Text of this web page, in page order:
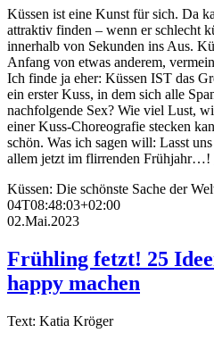
Küssen ist eine Kunst für sich. Da
attraktiv finden – wenn er schlecht
innerhalb von Sekunden ins Aus.
Anfang von etwas anderem,
Ich finde ja eher: Küssen IST das
ein erster Kuss, in dem sich alle
nachfolgende Sex? Wie viel Lust,
einer Kuss-Choreografie stecken
schön. Was ich sagen will: Lasst
allem jetzt im flirrenden Frühjahr…!
Küssen: Die schönste Sache der
04T08:48:03+02:00
02.Mai.2023
Frühling fetzt! 25
happy machen
Text: Katia Kröger